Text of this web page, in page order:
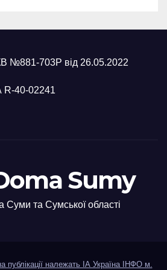
№881-703Р від 26.05.2022
R-40-02241
Sumy
Суми та Сумської області
публікації належать ІА Україна ІНФО м.